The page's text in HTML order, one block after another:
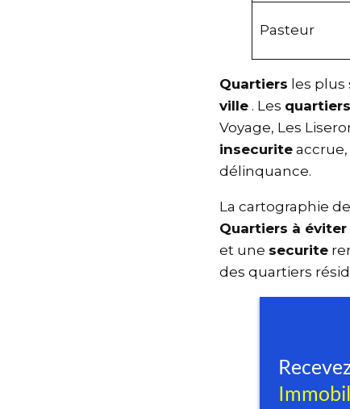
Pasteur
Quartiersles
ville . Les
Voyage, Les
insecurite
délinquance.
La cartographie
Quartiers à
et unesecurite
des quartiers